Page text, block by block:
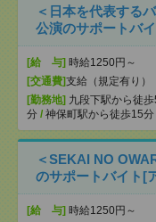
＜日本を代表する
公演のサポートバ
[給 与] 時給1250円～
[交通費]支給（規定有り）
[勤務地] 九段下駅から徒
分 / 神保町駅から徒歩15分
＜SEKAI NO
のサポートバイト[
[給 与] 時給1250円～